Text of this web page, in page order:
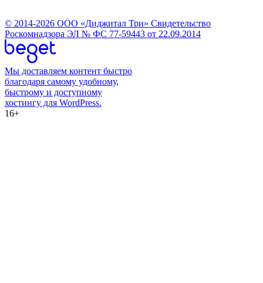
© 2014-2026 ООО «Диджитал Три» Свидетельство
Роскомнадзора ЭЛ № ФС 77-59443 от 22.09.2014
Мы доставляем контент быстро
благодаря самому удобному,
быстрому и доступному
хостингу для WordPress.
16+